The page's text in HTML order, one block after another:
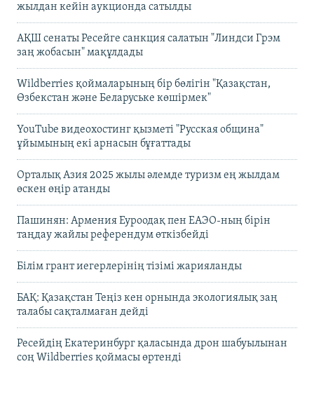
жылдан кейін аукционда сатылды
АҚШ сенаты Ресейге санкция салатын "Линдси Грэм
заң жобасын" мақұлдады
Wildberries қоймаларының бір бөлігін "Қазақстан,
Өзбекстан және Беларуське көшірмек"
YouTube видеохостинг қызметі "Русская община"
ұйымының екі арнасын бұғаттады
Орталық Азия 2025 жылы әлемде туризм ең жылдам
өскен өңір атанды
Пашинян: Армения Еуроодақ пен ЕАЭО-ның бірін
таңдау жайлы референдум өткізбейді
Білім грант иегерлерінің тізімі жарияланды
БАҚ: Қазақстан Теңіз кен орнында экологиялық заң
талабы сақталмаған дейді
Ресейдің Екатеринбург қаласында дрон шабуылынан
соң Wildberries қоймасы өртенді